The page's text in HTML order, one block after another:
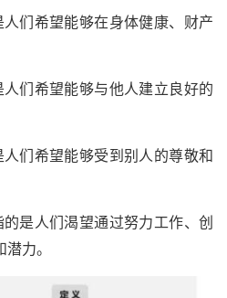
们希望能够在身体健康、财产
们希望能够与他人建立良好的
们希望能够受到别人的尊敬和
是人们渴望通过努力工作、创
力。